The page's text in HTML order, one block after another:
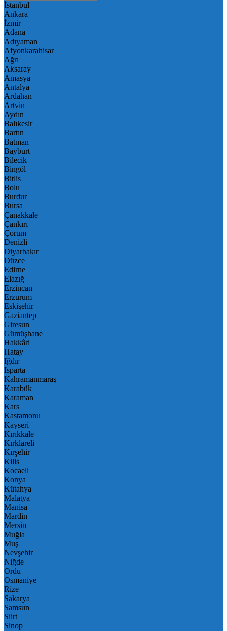
İstanbul
Ankara
İzmir
Adana
Adıyaman
Afyonkarahisar
Ağrı
Aksaray
Amasya
Antalya
Ardahan
Artvin
Aydın
Balıkesir
Bartın
Batman
Bayburt
Bilecik
Bingöl
Bitlis
Bolu
Burdur
Bursa
Çanakkale
Çankırı
Çorum
Denizli
Diyarbakır
Düzce
Edirne
Elazığ
Erzincan
Erzurum
Eskişehir
Gaziantep
Giresun
Gümüşhane
Hakkâri
Hatay
Iğdır
Isparta
Kahramanmaraş
Karabük
Karaman
Kars
Kastamonu
Kayseri
Kırıkkale
Kırklareli
Kırşehir
Kilis
Kocaeli
Konya
Kütahya
Malatya
Manisa
Mardin
Mersin
Muğla
Muş
Nevşehir
Niğde
Ordu
Osmaniye
Rize
Sakarya
Samsun
Siirt
Sinop